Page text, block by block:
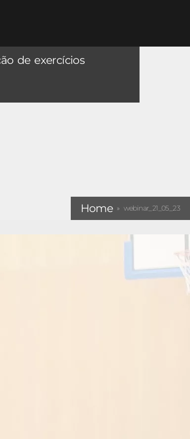
de exercícios
Home webinar_21_05_23